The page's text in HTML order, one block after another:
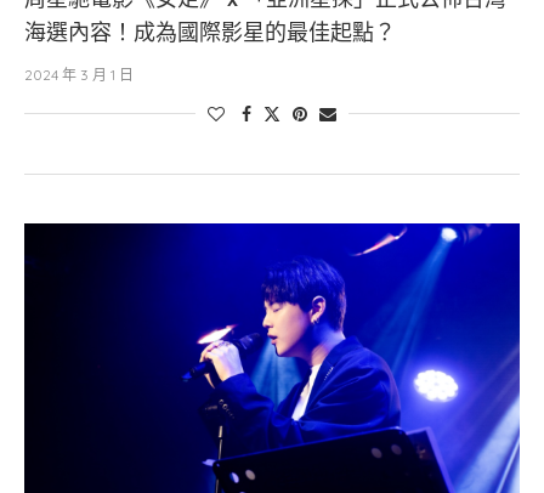
海選內容！成為國際影星的最佳起點？
2024 年 3 月 1 日